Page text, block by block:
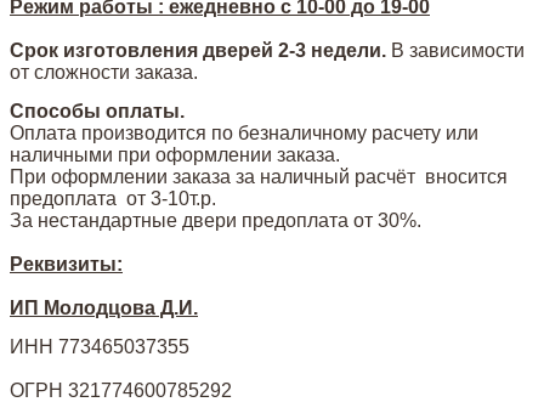
Режим работы : ежедневно с 10-00 до 19-00
Срок изготовления дверей 2-3 недели. В зависимости
от сложности заказа.
Способы оплаты.
Оплата производится по безналичному расчету или
наличными при оформлении заказа.
При оформлении заказа за наличный расчёт вносится
предоплата от 3-10т.р.
За нестандартные двери предоплата от 30%.
Реквизиты:
ИП Молодцова Д.И.
ИНН 773465037355
ОГРН 321774600785292